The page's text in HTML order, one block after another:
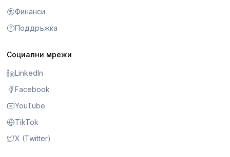
Финанси
Поддръжка
Социални мрежи
LinkedIn
Facebook
YouTube
TikTok
X (Twitter)